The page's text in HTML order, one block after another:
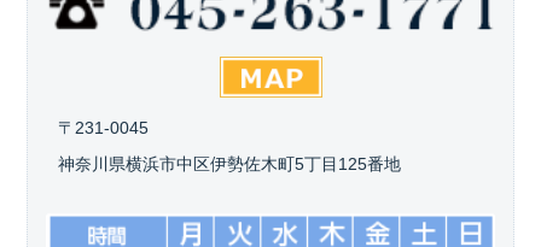
〒231-0045
神奈川県横浜市中区伊勢佐木町5丁目125番地